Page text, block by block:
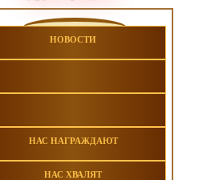
НОВОСТИ
НАС НАГРАЖДАЮТ
НАС ХВАЛЯТ